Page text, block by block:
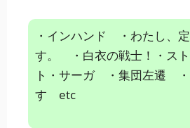
・インハンド ・わたし、
す。 ・白衣の戦士！
・ス
ト・サーガ ・集団左遷 ・
す etc